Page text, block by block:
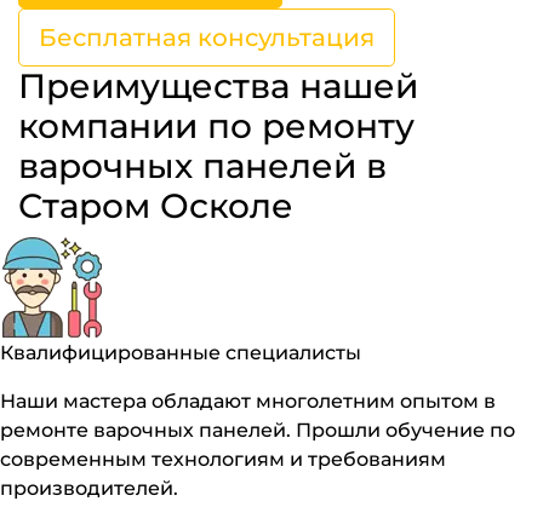
Бесплатная консультация
Преимущества нашей
компании по ремонту
варочных панелей в
Старом Осколе
Квалифицированные специалисты
Наши мастера обладают многолетним опытом в
ремонте варочных панелей. Прошли обучение по
современным технологиям и требованиям
производителей.